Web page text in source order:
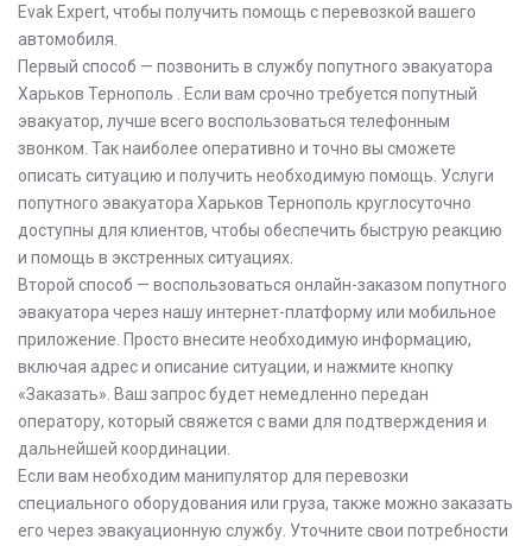
Evak Expert, чтобы получить помощь с перевозкой вашего
автомобиля.
Первый способ — позвонить в службу попутного эвакуатора
Харьков Тернополь . Если вам срочно требуется попутный
эвакуатор, лучше всего воспользоваться телефонным
звонком. Так наиболее оперативно и точно вы сможете
описать ситуацию и получить необходимую помощь. Услуги
попутного эвакуатора Харьков Тернополь круглосуточно
доступны для клиентов, чтобы обеспечить быструю реакцию
и помощь в экстренных ситуациях.
Второй способ — воспользоваться онлайн-заказом попутного
эвакуатора через нашу интернет-платформу или мобильное
приложение. Просто внесите необходимую информацию,
включая адрес и описание ситуации, и нажмите кнопку
«Заказать». Ваш запрос будет немедленно передан
оператору, который свяжется с вами для подтверждения и
дальнейшей координации.
Если вам необходим манипулятор для перевозки
специального оборудования или груза, также можно заказать
его через эвакуационную службу. Уточните свои потребности